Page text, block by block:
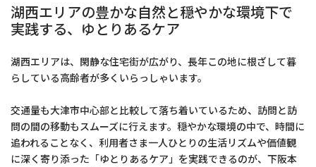
湖西エリアの豊かな自然と穏やかな環境下で
実践する、ゆとりあるケア
湖西エリアは、閑静な住宅街が広がり、長年この地に根ざして暮
らしている高齢者が多くいらっしゃいます。
交通量も大津市中心部と比較して落ち着いているため、訪問と訪
問の間の移動もスムーズに行えます。穏やかな環境の中で、時間に
追われることなく、利用者さま一人ひとりの生活リズムや価値観
に深く寄り添った「ゆとりあるケア」を実践できるのが、下阪本